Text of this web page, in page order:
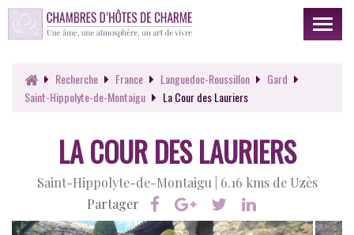
Toggle
Recherche France Languedoc-Roussillon
Gard
Saint-Hippolyte-de-Montaigu
La Cour des Lauriers
LA COUR DES LAURIERS
Saint-Hippolyte-de-Montaigu |
6.16 kms de Uzès
Partager